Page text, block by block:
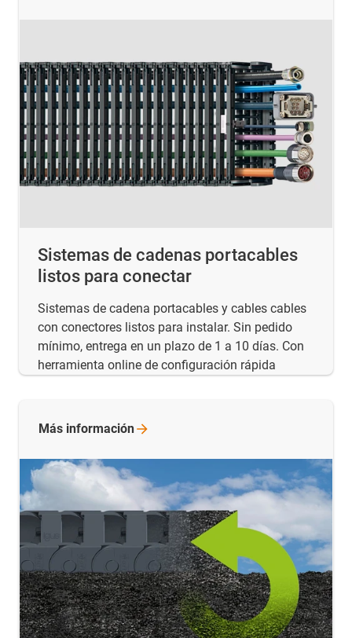
Sistemas de cadenas portacables
listos para conectar
Sistemas de cadena portacables y cables cables
con conectores listos para instalar. Sin pedido
mínimo, entrega en un plazo de 1 a 10 días. Con
herramienta online de configuración rápida
Más información